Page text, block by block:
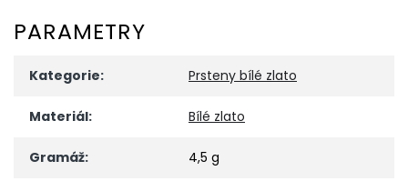
PARAMETRY
Kategorie: Prsteny bílé zlato
Materiál: Bílé zlato
Gramáž: 4,5 g